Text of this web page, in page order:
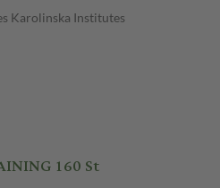
Karolinska Institutes
160 St